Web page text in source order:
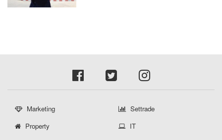
Marketing
Settrade
Property
IT